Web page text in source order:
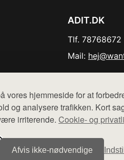
vores hjemmeside for at
og analysere trafikken. Kort
irriterende. Cookie- og
Afvis ikke‑nødvendige
ADIT.DK
Tlf. 78768672
Mail:
sælges ikke varer fra denne side